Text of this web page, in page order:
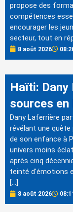
propose des
compétences
encourager les
secteur, tout en
8 août 2026
Haïti:
sources en
Dany Laferrière
révélant une
de son enfance à
univers moins
après cinq
teinté d'émotions
[…]
8 août 2026 08:11